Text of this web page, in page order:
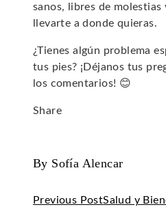
sanos, libres de molestias
llevarte a donde quieras.
¿Tienes algún problema
tus pies? ¡Déjanos tus
los comentarios! 😊
Share
By Sofía Alencar
Previous PostSalud y